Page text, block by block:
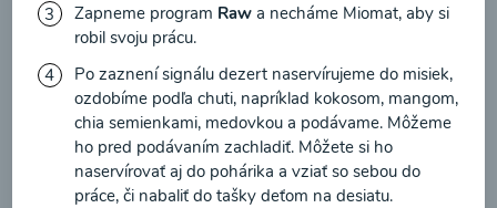
Kaše
Zapneme program Raw a necháme Miomat, aby si
robil svoju prácu.
Po zaznení signálu dezert naservírujeme do misiek,
ozdobíme podľa chuti, napríklad kokosom, mangom,
chia semienkami, medovkou a podávame. Môžeme
ho pred podávaním zachladiť. Môžete si ho
naservírovať aj do pohárika a vziať so sebou do
práce, či nabaliť do tašky deťom na desiatu.